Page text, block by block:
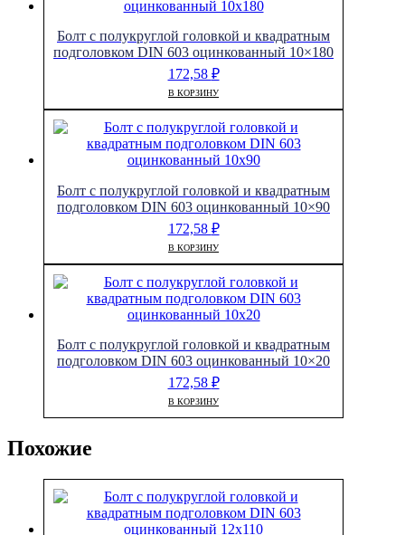
Болт с полукруглой головкой и квадратным
подголовком DIN 603 оцинкованный 10×180
172,58 ₽
В КОРЗИНУ
Болт с полукруглой головкой и квадратным
подголовком DIN 603 оцинкованный 10×90
172,58 ₽
В КОРЗИНУ
Болт с полукруглой головкой и квадратным
подголовком DIN 603 оцинкованный 10×20
172,58 ₽
В КОРЗИНУ
Похожие